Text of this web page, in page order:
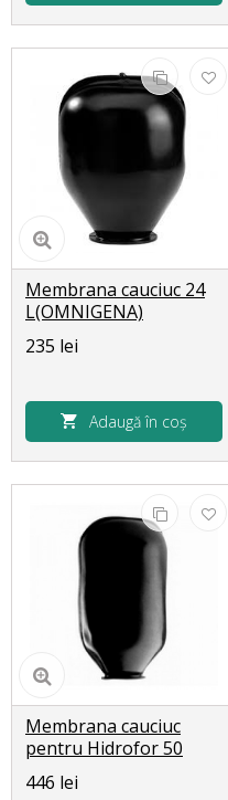
Membrana cauciuc 24
L(OMNIGENA)
235 lei
Adaugă în coș
Membrana cauciuc
pentru Hidrofor 50
L(Omnigena)
446 lei